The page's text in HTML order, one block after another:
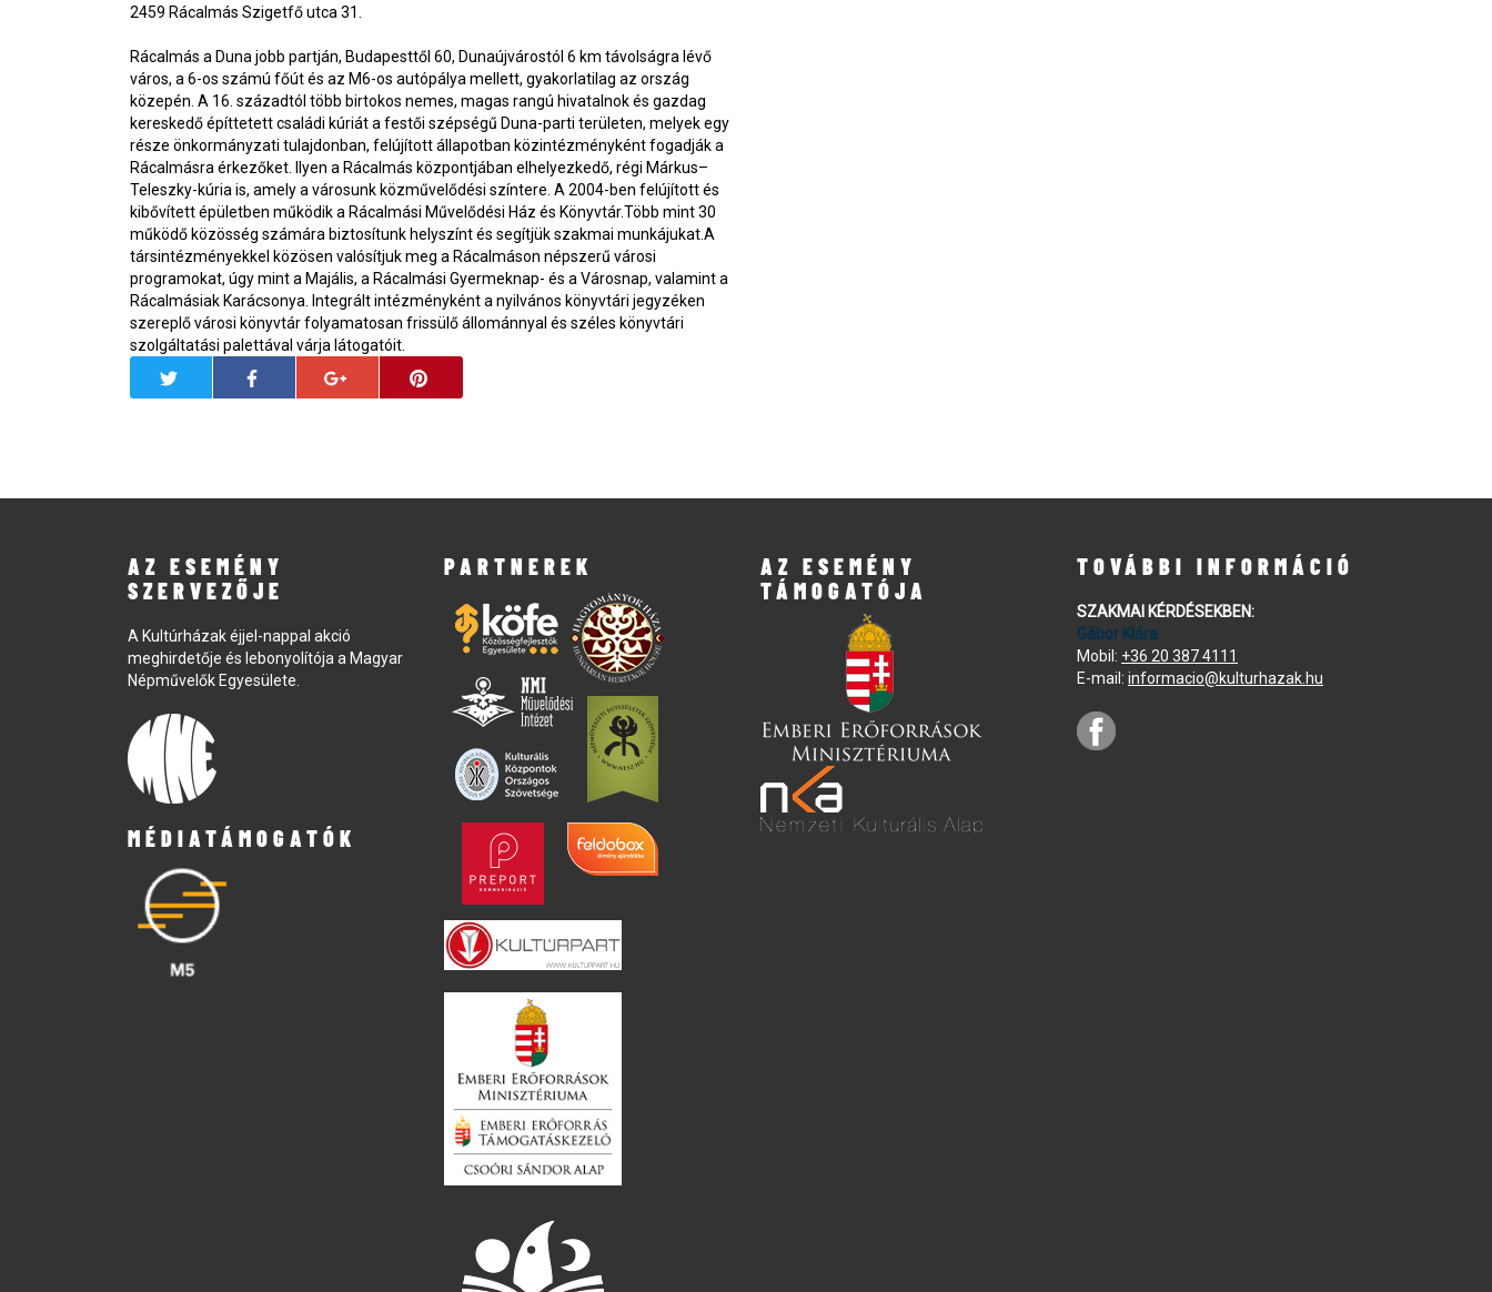
2459 Rácalmás Szigetfő utca 31.
Rácalmás a Duna jobb partján, Budapesttől 60, Dunaújvárostól 6 km távolságra lévő
város, a 6-os számú főút és az M6-os autópálya mellett, gyakorlatilag az ország
közepén. A 16. századtól több birtokos nemes, magas rangú hivatalnok és gazdag
kereskedő építtetett családi kúriát a festői szépségű Duna-parti területen, melyek egy
része önkormányzati tulajdonban, felújított állapotban közintézményként fogadják a
Rácalmásra érkezőket. Ilyen a Rácalmás központjában elhelyezkedő, régi Márkus–
Teleszky-kúria is, amely a városunk közművelődési színtere. A 2004-ben felújított és
kibővített épületben működik a Rácalmási Művelődési Ház és Könyvtár.Több mint 30
működő közösség számára biztosítunk helyszínt és segítjük szakmai munkájukat.A
társintézményekkel közösen valósítjuk meg a Rácalmáson népszerű városi
programokat, úgy mint a Majális, a Rácalmási Gyermeknap- és a Városnap, valamint a
Rácalmásiak Karácsonya. Integrált intézményként a nyilvános könyvtári jegyzéken
szereplő városi könyvtár folyamatosan frissülő állománnyal és széles könyvtári
szolgáltatási palettával várja látogatóit.
AZ ESEMÉNY
SZERVEZŐJE
A Kultúrházak éjjel-nappal akció
meghirdetője és lebonyolítója a Magyar
Népművelők Egyesülete.
MÉDIATÁMOGATÓK
PARTNEREK
AZ ESEMÉNY
TÁMOGATÓJA
TOVÁBBI INFORMÁCIÓ
SZAKMAI KÉRDÉSEKBEN:
Gábor Klára
Mobil: +36 20 387 4111
E-mail: informacio@kulturhazak.hu